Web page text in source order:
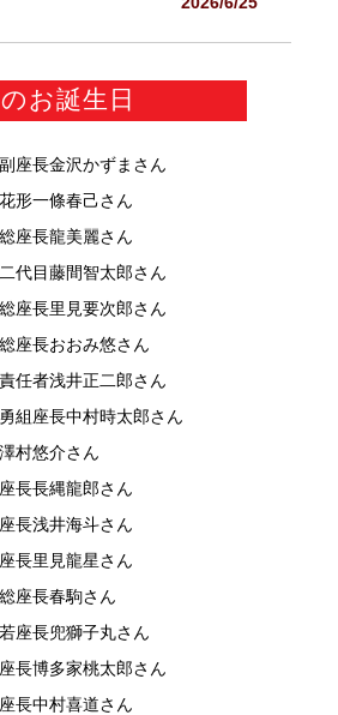
お誕生日
副座長金沢かずま さん
花形一條春己さん
総座長龍美麗さん
二代目藤間智太郎さん
総座長里見要次郎さん
総座長おおみ悠さん
責任者浅井正二郎さん
勇組座長中村時太郎さん
澤村悠介さん
座長長縄龍郎さん
座長浅井海斗さん
座長里見龍星さん
総座長春駒さん
若座長兜獅子丸さん
座長博多家桃太郎さん
座長中村喜道さん